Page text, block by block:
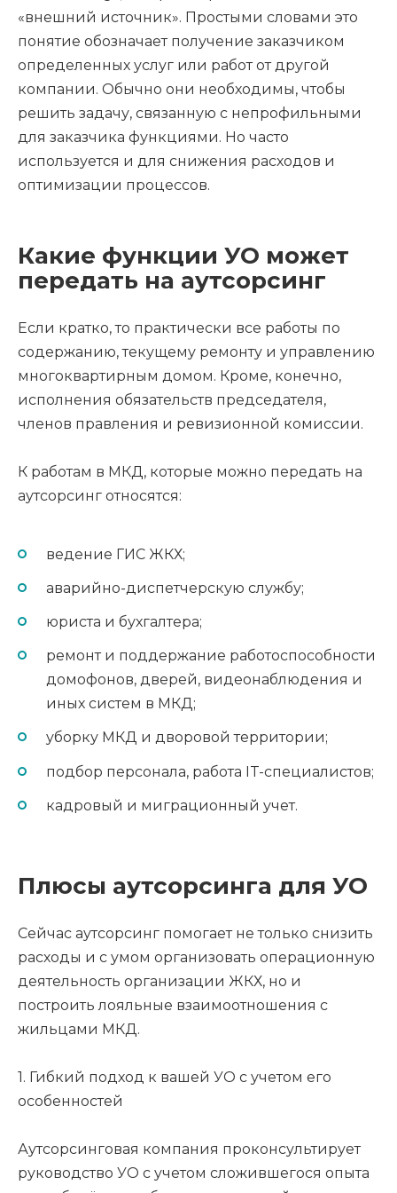
«внешний источник». Простыми словами это
понятие обозначает получение заказчиком
определенных услуг или работ от другой
компании. Обычно они необходимы, чтобы
решить задачу, связанную с непрофильными
для заказчика функциями. Но часто
используется и для снижения расходов и
оптимизации процессов.
Какие функции УО может
передать на аутсорсинг
Если кратко, то практически все работы по
содержанию, текущему ремонту и управлению
многоквартирным домом. Кроме, конечно,
исполнения обязательств председателя,
членов правления и ревизионной комиссии.
К работам в МКД, которые можно передать на
аутсорсинг относятся:
ведение ГИС ЖКХ;
аварийно-диспетчерскую службу;
юриста и бухгалтера;
ремонт и поддержание работоспособности
домофонов, дверей, видеонаблюдения и
иных систем в МКД;
уборку МКД и дворовой территории;
подбор персонала, работа IT-специалистов;
кадровый и миграционный учет.
Плюсы аутсорсинга для УО
Сейчас аутсорсинг помогает не только снизить
расходы и с умом организовать операционную
деятельность организации ЖКХ, но и
построить лояльные взаимоотношения с
жильцами МКД.
1. Гибкий подход к вашей УО с учетом его
особенностей
Аутсорсинговая компания проконсультирует
руководство УО с учетом сложившегося опыта